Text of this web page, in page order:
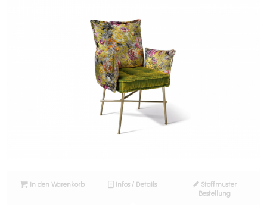
In den Warenkorb Infos / Details
Stoffmuster
Bestellung